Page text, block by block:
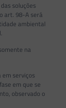
soluções
art. 98-A será
ambiental
na
em serviços
em que se
observado o